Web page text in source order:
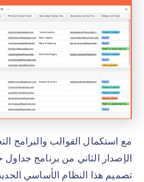
مع استكمال القوالب والبرامج
تصميم هذا النظام الأساسي